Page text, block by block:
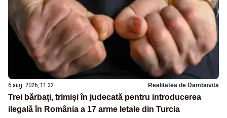
6 aug. 2026, 11:32 Realitatea de Dambovita
Trei bărbați, trimiși în judecată pentru introducerea
ilegală în România a 17 arme letale din Turcia